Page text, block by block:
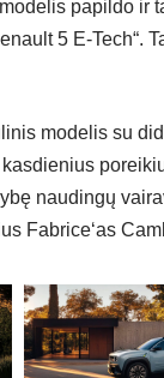
papildo ir
5 E-Tech“.
modelis su
naudingų
Fabrice‘as